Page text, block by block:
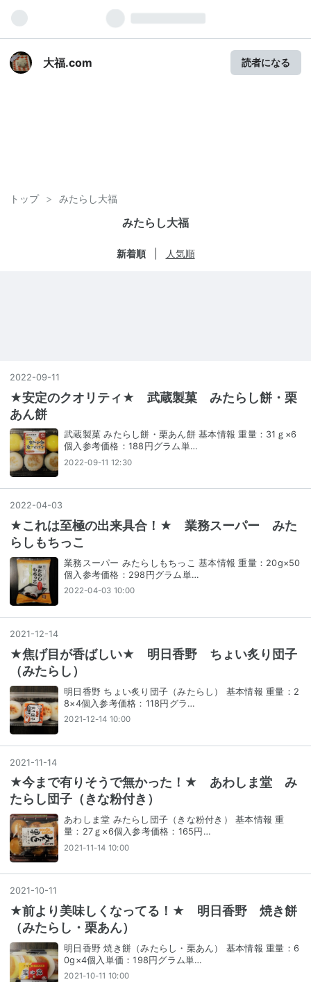
大福.com 読者になる
トップ > みたらし大福
みたらし大福
新着順 人気順
2022-09-11
★安定のクオリティ★ 武蔵製菓 みたらし餅・栗
あん餅
武蔵製菓 みたらし餅・栗あん餅 基本情報 重量：31ｇ×6
個入参考価格：188円グラム単…
2022-09-11 12:30
2022-04-03
★これは至極の出来具合！★ 業務スーパー みた
らしもちっこ
業務スーパー みたらしもちっこ 基本情報 重量：20g×50
個入参考価格：298円グラム単…
2022-04-03 10:00
2021 -12-14
★焦げ目が香ばしい★ 明日香野 ちょい炙り団子
（みたらし）
明日香野 ちょい炙り団子（みたらし） 基本情報 重量：2
8×4個入参考価格：118円グラ…
2021-12-14 10:00
2021-11-14
★今まで有りそうで無かった！★ あわしま堂 み
たらし団子（きな粉付き）
あわしま堂 みたらし団子（きな粉付き） 基本情報 重
量：27ｇ×6個入参考価格：165円…
2021-11-14 10:00
2021 -10-11
★前より美味しくなってる！★ 明日香野 焼き餅
（みたらし・栗あん）
明日香野 焼き餅（みたらし・栗あん） 基本情報 重量：6
0g×4個入単価：198円グラム単…
2021-10-11 10:00